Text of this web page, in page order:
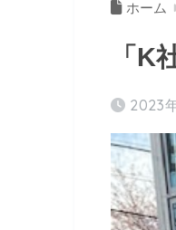
ホーム
「K
2023